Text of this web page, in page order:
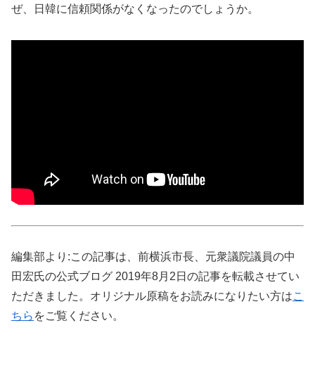
ぜ、日韓に信頼関係がなくなったのでしょうか。
編集部より:この記事は、前横浜市長、元衆議院議員の中
田宏氏の公式ブログ 2019年8月2日の記事を転載させてい
ただきました。オリジナル原稿をお読みになりたい方はこ
ちら をご覧ください。